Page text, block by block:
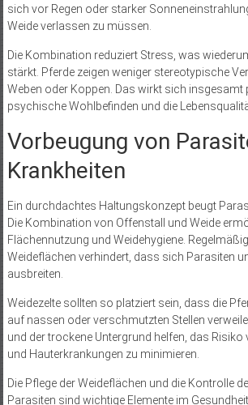
sich vor Regen oder starker
Weide verlassen zu müssen.
Die Kombination reduziert Stress, was
stärkt. Pferde zeigen weniger stereotypische
Weben oder Koppen. Das wirkt sich insgesamt
psychische Wohlbefinden und die
Vorbeugung von
Krankheiten
Ein durchdachtes Haltungskonzept beugt
Die Kombination von Offenstall und Weide
Flächennutzung und Weidehygiene.
Weideflächen verhindert, dass sich Parasiten
ausbreiten.
Weidezelte sollten so platziert sein, dass die
auf nassen oder verschmutzten Stellen
und der trockene Untergrund helfen, das Risiko
und Hauterkrankungen zu minimieren.
Die Pflege der Weideflächen und die Kontrolle
Parasiten sind wichtige Elemente im